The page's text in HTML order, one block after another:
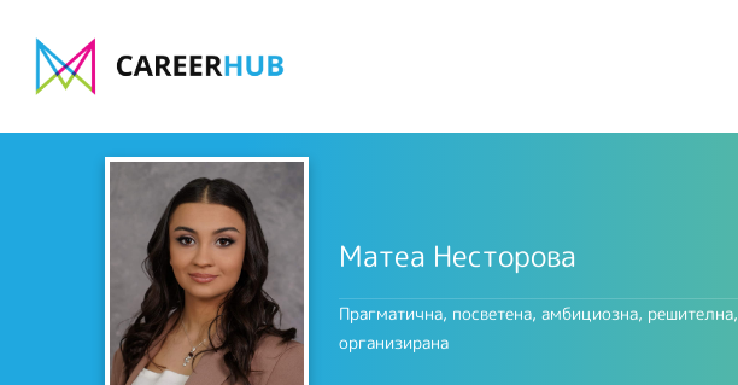
Матеа Несторова
Прагматична, посветена, амбициозна, решителна,
организирана